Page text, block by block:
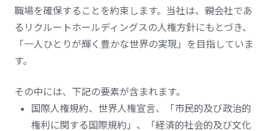
職場を確保することを約束します。当社は、親会社であ
るリクルートホールディングスの人権方針にもとづき、
「一人ひとりが輝く豊かな世界の実現」を目指していま
す。
その中には、下記の要素が含まれます。
国際人権規約、世界人権宣言、「市民的及び政治的
権利に関する国際規約」、「経済的社会的及び文化